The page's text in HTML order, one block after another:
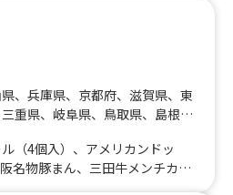
ー
ー、カフェオレ、抹茶オレ、ビ
アルコールビール、果肉入りか
個入り)
、兵庫県、京都府、滋賀県、東
重県、岐阜県、鳥取県、島根
県、徳島県、香川県、愛媛県、
（4個入）、アメリカンドッ
名物豚まん、三田牛メンチカ